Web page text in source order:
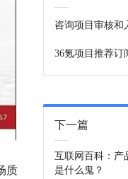
质
咨询项目审核和
36氪项目推荐订
下一篇
互联网百科：产
是什么鬼？